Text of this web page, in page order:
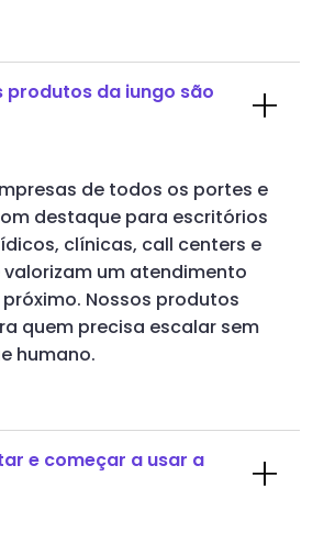
produtos da iungo são
de todos os portes e
destaque para escritórios
clínicas, call centers e
um atendimento
Nossos produtos
quem precisa escalar sem
humano.
e começar a usar a